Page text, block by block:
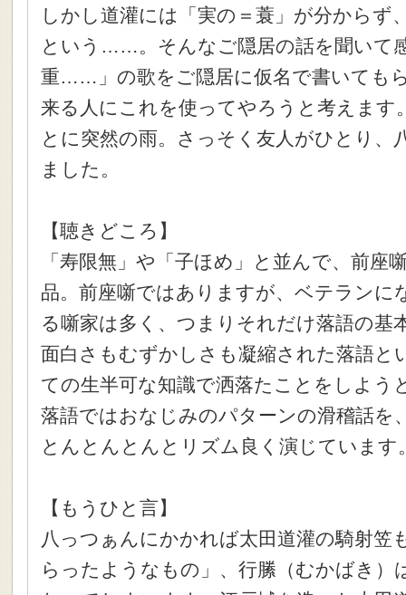
しかし道灌には「実の＝蓑」が分からず
という……。そんなご隠居の話を聞いて
重……」の歌をご隠居に仮名で書いても
来る人にこれを使ってやろうと考えます
とに突然の雨。さっそく友人がひとり、
ました。
【聴きどころ】
「寿限無」や「子ほめ」と並んで、前座
品。前座噺ではありますが、ベテランに
る噺家は多く、つまりそれだけ落語の基
面白さもむずかしさも凝縮された落語と
ての生半可な知識で洒落たことをしよ
落語ではおなじみのパターンの滑稽話を
とんとんとんとリズム良く演じています
【もうひと言】
八っつぁんにかかれば太田道灌の騎射笠
らったようなもの」、行縢（むかばき）